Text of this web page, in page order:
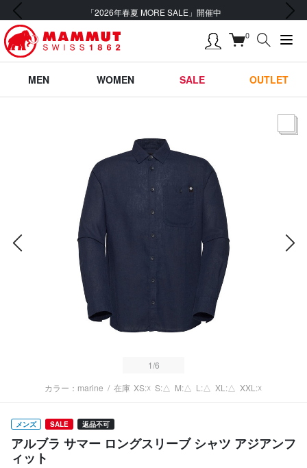
「2026年春夏 MORE SALE」開催中
前の画像 次の画像
0
MEN WOMEN SALE OUTLET
1/6
カラー：marine / 在庫 XS:☓ S:△ M:△ L:△ XL:△ XXL:☓
メンズ SALE 返品不可
アルブラ サマー ロングスリーブ シャツ アジアンフ
ィット